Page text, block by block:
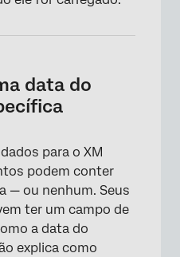
data do
para o XM
podem conter
— ou nenhum. Seus
ter um campo de
a data do
explica como